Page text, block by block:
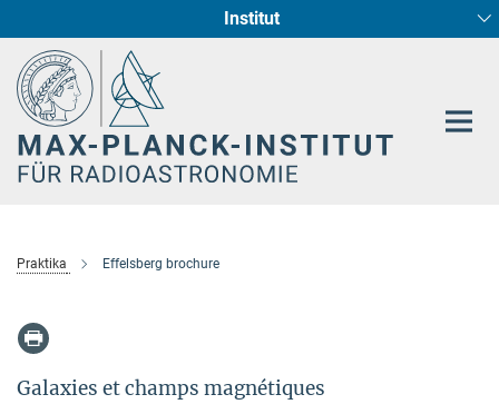
Institut
Radioastronomische Fundamentalphysik
Sternentstehung und Galaxienentwicklung
Praktika Effelsberg brochure
Galaxies et champs magnétiques